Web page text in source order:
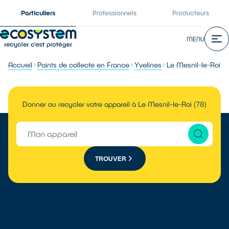
Particuliers Professionnels Producteurs
MENU
Accueil Points de collecte en France Yvelines Le Mesnil-le-Roi
Donner ou recycler votre appareil à Le Mesnil-le-Roi (78)
TROUVER